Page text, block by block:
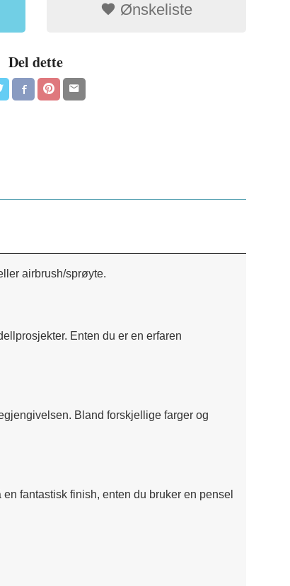
Ønskeliste
Del dette
airbrush/sprøyte.
Enten du er en erfaren
Bland forskjellige farger og
fantastisk finish, enten du bruker en pensel